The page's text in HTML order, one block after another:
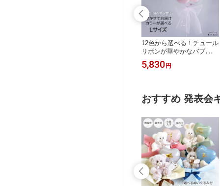
12色から選べる！チュール
リボンが華やかなバブルバ
ルーン 名入れ ヘリウムガ
ス入り リボン付き バブル
開店祝い バルーン ダンス
発表会 ギフト 電報 おしゃ
風船 名前入り ルシアン
5,830円
おすすめ 発表会